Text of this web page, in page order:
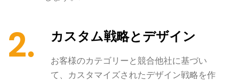
2. カスタム戦略とデザイン
お客様のカテゴリーと競合他社に基づい
て、カスタマイズされたデザイン戦略を作